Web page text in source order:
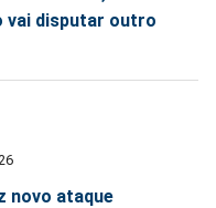
vai disputar outro
novo ataque